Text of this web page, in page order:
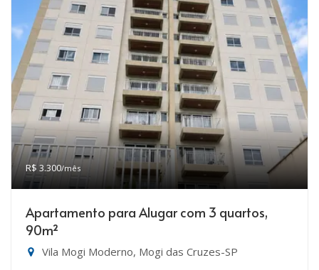
R$ 3.300/mês
Apartamento para Alugar com 3 quartos,
90m²
Vila Mogi Moderno, Mogi das Cruzes-SP